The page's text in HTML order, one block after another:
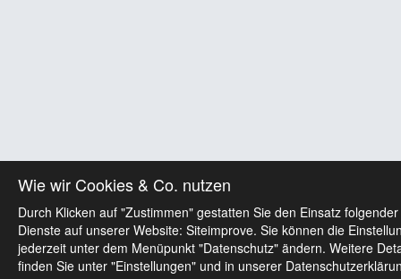
Wie wir Cookies & Co. nutzen
Durch Klicken auf "Zustimmen" gestatten Sie den Einsatz folgender
Dienste auf unserer Website: Siteimprove. Sie können die
jederzeit unter dem Menüpunkt "Datenschutz" ändern. Weitere
finden Sie unter "Einstellungen" und in unserer